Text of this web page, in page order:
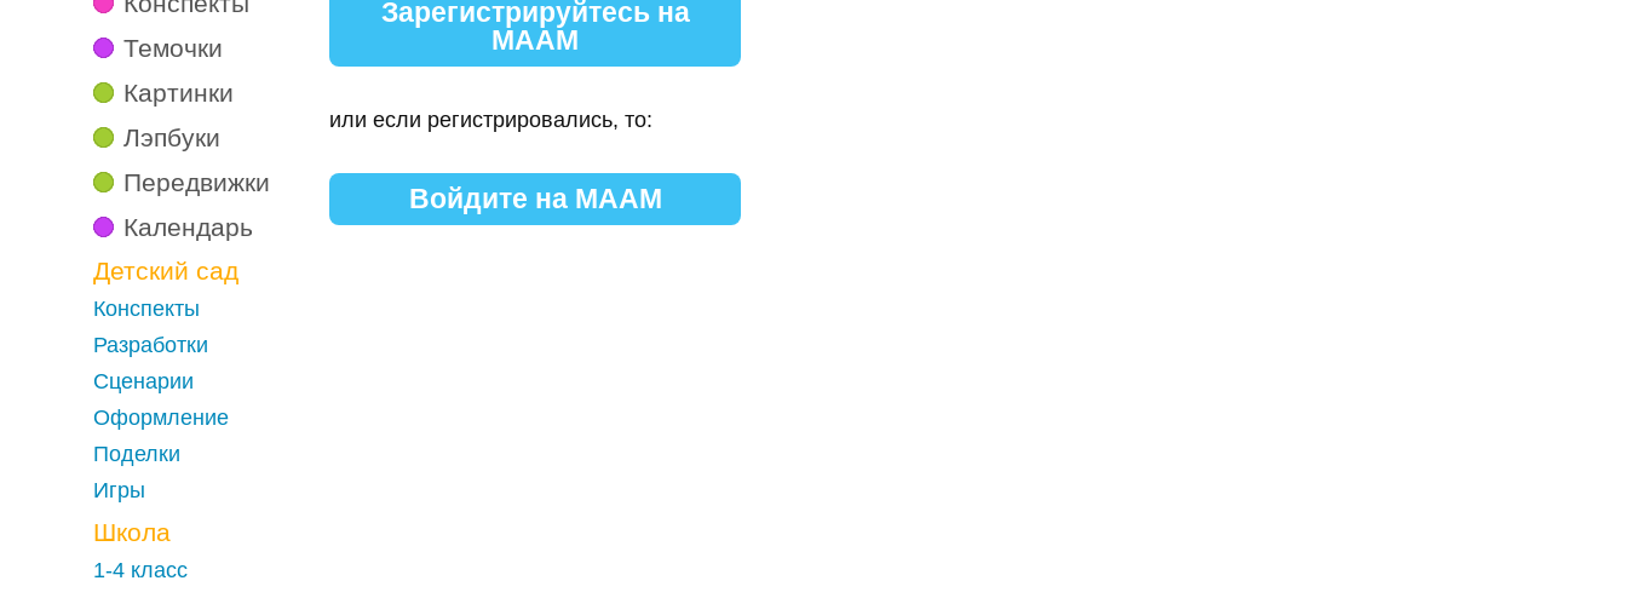
Темочки
Картинки
Лэпбуки
Передвижки
Календарь
Детский сад
Конспекты
Разработки
Сценарии
Оформление
Поделки
Игры
Школа
1-4 класс
Зарегистрируйтесь на
МААМ
или если регистрировались, то:
Войдите на МААМ